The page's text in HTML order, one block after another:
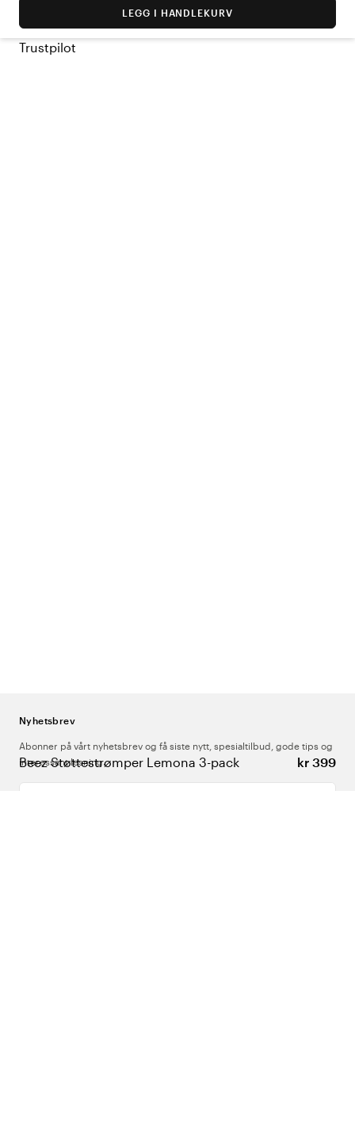
Beez Støttestrømper Lemona 3-pack kr 399
LEGG I HANDLEKURV
Trustpilot
Nyhetsbrev
Abonner på vårt nyhetsbrev og få siste nytt, spesialtilbud, gode tips og
interessant lesning.
Skriv inn din e-postadresse